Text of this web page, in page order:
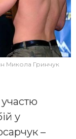
Микола Гринчук
у
–